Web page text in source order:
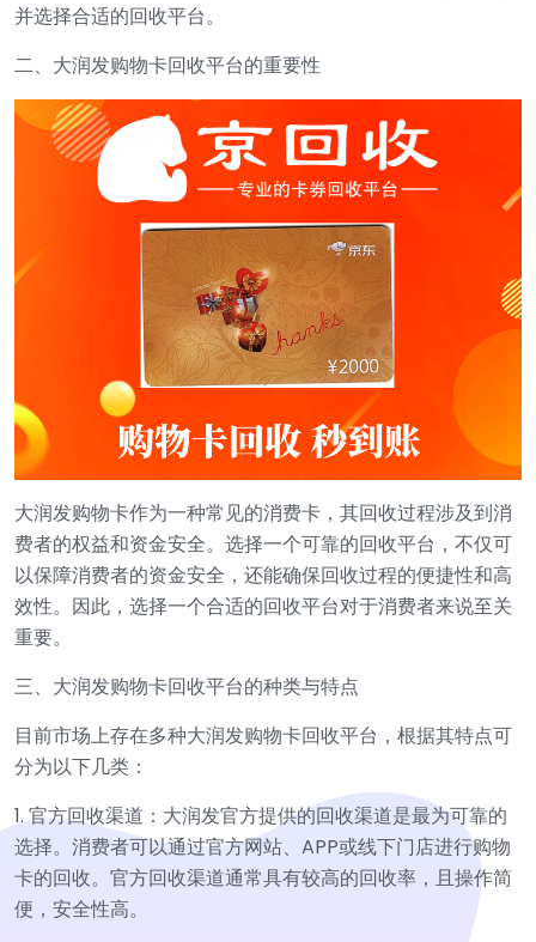
并选择合适的回收平台。
二、大润发购物卡回收平台的重要性
大润发购物卡作为一种常见的消费卡，其回收过程涉及到消
费者的权益和资金安全。选择一个可靠的回收平台，不仅可
以保障消费者的资金安全，还能确保回收过程的便捷性和高
效性。因此，选择一个合适的回收平台对于消费者来说至关
重要。
三、大润发购物卡回收平台的种类与特点
目前市场上存在多种大润发购物卡回收平台，根据其特点可
分为以下几类：
1. 官方回收渠道：大润发官方提供的回收渠道是最为可靠的
选择。消费者可以通过官方网站、APP或线下门店进行购物
卡的回收。官方回收渠道通常具有较高的回收率，且操作简
便，安全性高。